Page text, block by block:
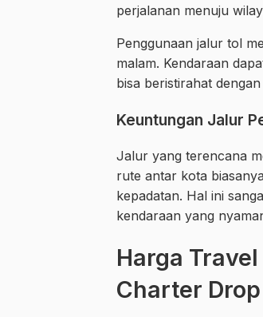
perjalanan menuju
Penggunaan jalur tol
malam. Kendaraan
bisa beristirahat
Keuntungan Jalur
Jalur yang terencana
rute antar kota
kepadatan. Hal ini
kendaraan yang
Harga
Charter